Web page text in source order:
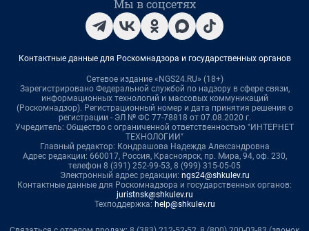
Мы в соцсетях
Контактные данные для Роскомнадзора и государственных органов
Сетевое издание «NGS24.RU» (18+)
Зарегистрировано Федеральной службой по надзору в сфере связи,
информационных технологий и массовых коммуникаций
(Роскомнадзор). Регистрационный номер и дата принятия решения о
регистрации - ЭЛ № ФС 77-78818 от 07.08.2020 г.
Учредитель: Общество с ограниченной ответственностью "ИНТЕРНЕТ
ТЕХНОЛОГИИ"
Главный редактор: Кондрашова Надежда Александровна
Адрес редакции: 660017, Россия, Красноярск, пр. Мира, 94, оф. 230,
телефон 8 (391) 252-99-53, 8 (999) 315-05-05
Электронный адрес редакции: ngs24@shkulev.ru
Контактные данные для Роскомнадзора и государственных органов:
juristnsk@shkulev.ru
Техподдержка: help@shkulev.ru